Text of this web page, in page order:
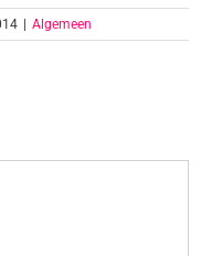
Algemeen